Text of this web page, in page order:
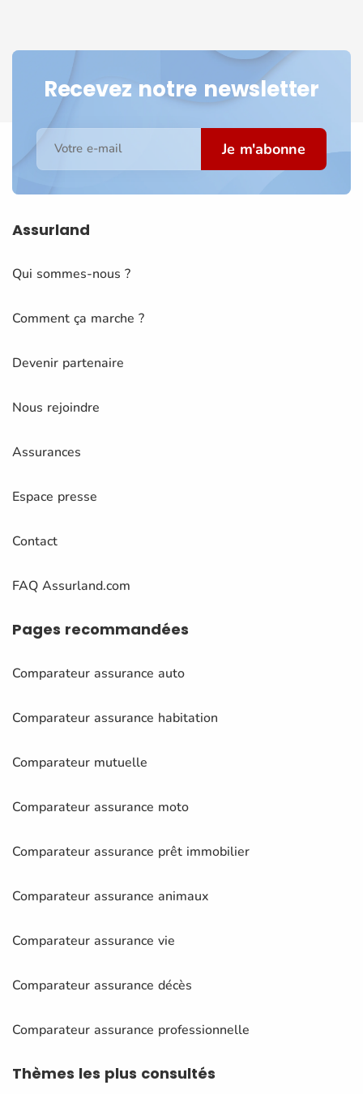
Recevez notre newsletter
Votre e-mail Je m'abonne
Assurland
Qui sommes-nous ?
Comment ça marche ?
Devenir partenaire
Nous rejoindre
Assurances
Espace presse
Contact
FAQ Assurland.com
Pages recommandées
Comparateur assurance auto
Comparateur assurance habitation
Comparateur mutuelle
Comparateur assurance moto
Comparateur assurance prêt immobilier
Comparateur assurance animaux
Comparateur assurance vie
Comparateur assurance décès
Comparateur assurance professionnelle
Thèmes les plus consultés